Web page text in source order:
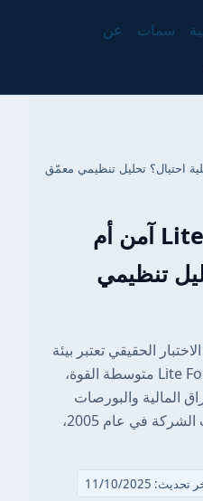
سمات
عن
هل Lite Forex Hub آمن أم
تنظيمي
الحقيقي تعتبر بيئة
التنظيم الخاصة بـ Lite Forex Hub متوسطة القوة،
المالية والبورصات
القبرصية (CySEC). تأسست الشركة في عام 2005،
تحديث: 11/10/2025